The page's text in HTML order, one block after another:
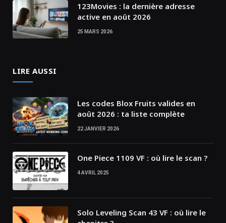
123Movies : la dernière adresse
active en août 2026
25 MARS 2026
LIRE AUSSI
Les codes Blox Fruits valides en
août 2026 : ta liste complète
22 JANVIER 2026
One Piece 1109 VF : où lire le scan ?
4 AVRIL 2025
Solo Leveling Scan 43 VF : où lire le